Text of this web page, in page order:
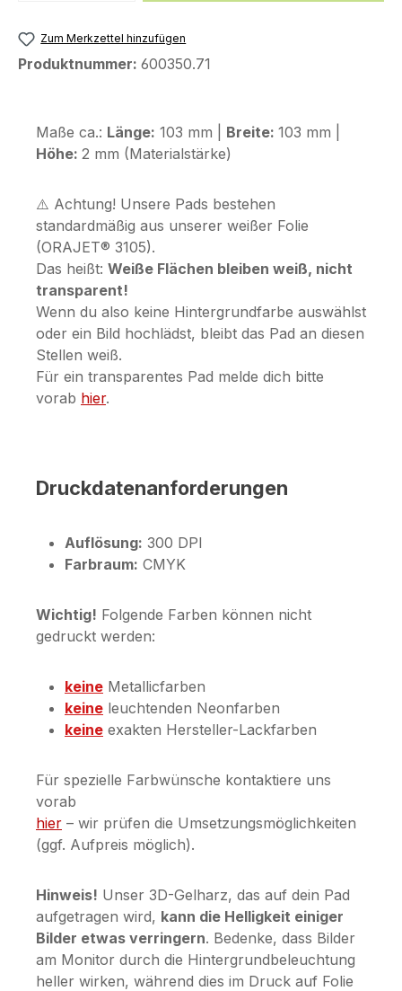
Zum Merkzettel hinzufügen
Produktnummer: 600350.71
Maße ca.: Länge: 103 mm | Breite: 103 mm |
Höhe: 2 mm (Materialstärke)
⚠️ Achtung! Unsere Pads bestehen
standardmäßig aus unserer weißer Folie
(ORAJET® 3105).
Das heißt: Weiße Flächen bleiben weiß, nicht
transparent!
Wenn du also keine Hintergrundfarbe auswählst
oder ein Bild hochlädst, bleibt das Pad an diesen
Stellen weiß.
Für ein transparentes Pad melde dich bitte
vorab hier.
Druckdatenanforderungen
Auflösung: 300 DPI
Farbraum: CMYK
Wichtig! Folgende Farben können nicht
gedruckt werden:
keine Metallicfarben
keine leuchtenden Neonfarben
keine exakten Hersteller-Lackfarben
Für spezielle Farbwünsche kontaktiere uns
vorab
hier – wir prüfen die Umsetzungsmöglichkeiten
(ggf. Aufpreis möglich).
Hinweis! Unser 3D-Gelharz, das auf dein Pad
aufgetragen wird, kann die Helligkeit einiger
Bilder etwas verringern. Bedenke, dass Bilder
am Monitor durch die Hintergrundbeleuchtung
heller wirken, während dies im Druck auf Folie